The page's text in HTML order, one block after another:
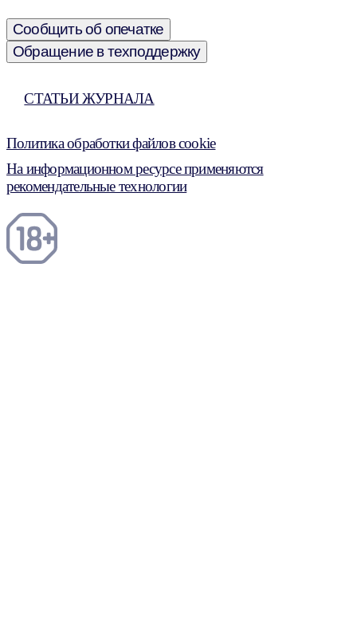
Сообщить об опечатке
Обращение в техподдержку
СТАТЬИ ЖУРНАЛА
Политика обработки файлов cookie
На информационном ресурсе применяются
рекомендательные технологии